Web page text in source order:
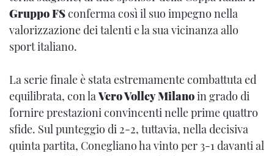
Gruppo FSconferma così il suo impegno nella
valorizzazione dei talenti e la sua vicinanza allo
sport italiano.
La serie finale è stata estremamente combattuta ed
equilibrata, con laVero Volley Milanoin grado di
fornire prestazioni convincenti nelle prime quattro
sfide. Sul punteggio di 2-2, tuttavia, nella decisiva
quinta partita, Conegliano ha vinto per 3-1 davanti al